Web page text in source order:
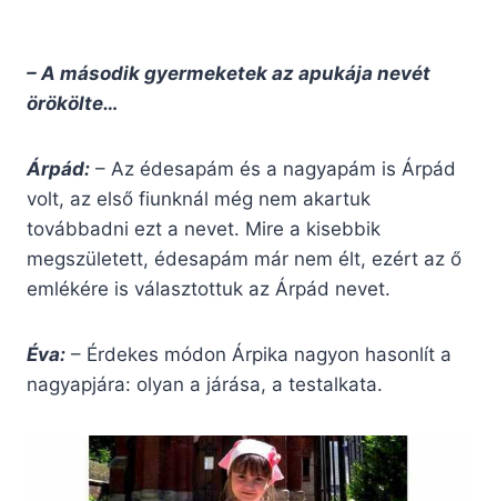
– A második gyermeketek az apukája nevét
örökölte…
Árpád: – Az édesapám és a nagyapám is Árpád
volt, az első fiunknál még nem akartuk
továbbadni ezt a nevet. Mire a kisebbik
megszületett, édesapám már nem élt, ezért az ő
emlékére is választottuk az Árpád nevet.
Éva: – Érdekes módon Árpika nagyon hasonlít a
nagyapjára: olyan a járása, a testalkata.